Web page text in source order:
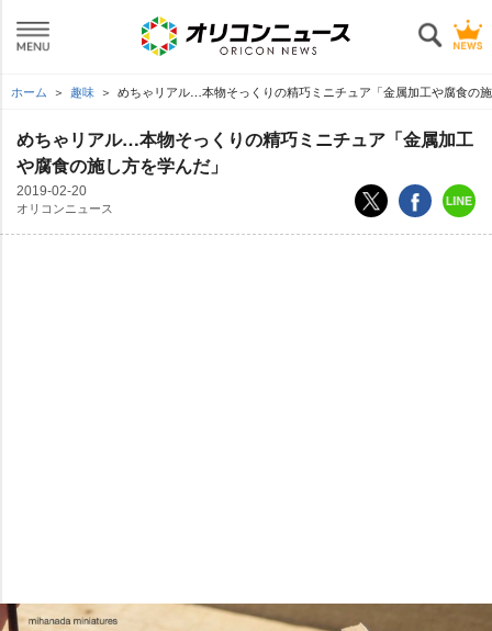
ホーム 趣味 めちゃリアル…本物そっくりの精巧ミニチュア「金属加工や腐食の
めちゃリアル…本物そっくりの精巧ミニチュア「金属加工
腐食の施し方を学んだ」
2019-02-20
オリコンニュース